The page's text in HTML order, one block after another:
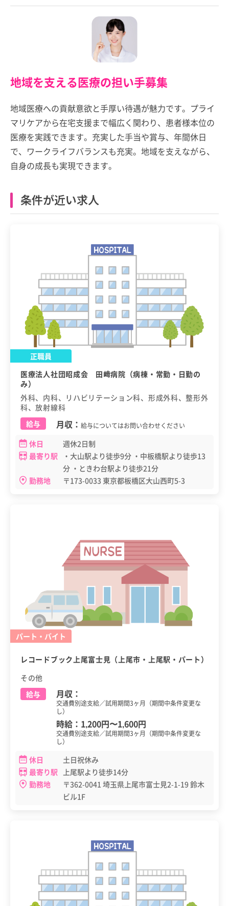
地域を支える医療の担い手募集
地域医療への貢献意欲と手厚い待遇が魅力です。プライ
マリケアから在宅支援まで幅広く関わり、患者様本位の
医療を実践できます。充実した手当や賞与、年間休日
で、ワークライフバランスも充実。地域を支えながら、
自身の成長も実現できます。
条件が近い求人
正職員
医療法人社団昭成会 田﨑病院（病棟・常勤・日勤の
み）
外科、内科、リハビリテーション科、形成外科、整形外
科、放射線科
給与
月収： 給与についてはお問い合わせください
休日
週休2日制
最寄り駅
・大山駅より徒歩9分 ・中板橋駅より徒歩13
分 ・ときわ台駅より徒歩21分
勤務地
〒173-0033 東京都板橋区大山西町5-3
パート・バイト
レコードブック上尾富士見（上尾市・上尾駅・パート）
その他
給与
月収：
交通費別途支給／試用期間3ヶ月（期間中条件変更な
し）
時給： 1,200円〜1,600円
交通費別途支給／試用期間3ヶ月（期間中条件変更な
し）
休日
土日祝休み
最寄り駅 上尾駅より徒歩14分
勤務地
〒362-0041 埼玉県上尾市富士見2-1-19 鈴木
ビル1F